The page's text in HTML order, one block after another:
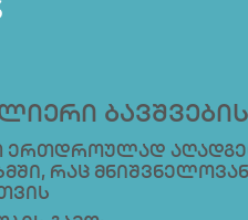
რაც